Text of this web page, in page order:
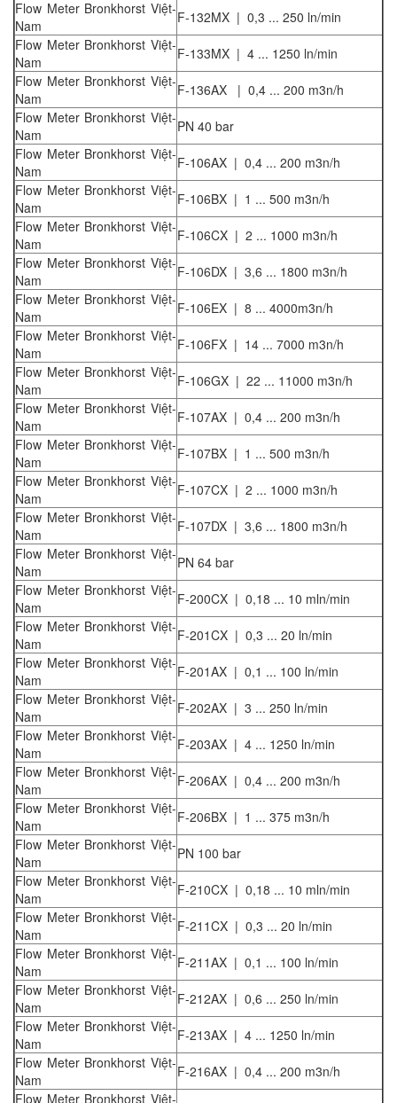
Flow Meter Bronkhorst Việt-
Nam
F-132MX | 0,3 ... 250 ln/min
Flow Meter Bronkhorst Việt-
Nam
F-133MX | 4 ... 1250 ln/min
Flow Meter Bronkhorst Việt-
Nam
F-136AX | 0,4 ... 200 m3n/h
Flow Meter Bronkhorst Việt-
Nam
PN 40 bar
Flow Meter Bronkhorst Việt-
Nam
F-106AX | 0,4 ... 200 m3n/h
Flow Meter Bronkhorst Việt-
Nam
F-106BX | 1 ... 500 m3n/h
Flow Meter Bronkhorst Việt-
Nam
F-106CX | 2 ... 1000 m3n/h
Flow Meter Bronkhorst Việt-
Nam
F-106DX | 3,6 ... 1800 m3n/h
Flow Meter Bronkhorst Việt-
Nam
F-106EX | 8 ... 4000m3n/h
Flow Meter Bronkhorst Việt-
Nam
F-106FX | 14 ... 7000 m3n/h
Flow Meter Bronkhorst Việt-
Nam
F-106GX | 22 ... 11000 m3n/h
Flow Meter Bronkhorst Việt-
Nam
F-107AX | 0,4 ... 200 m3n/h
Flow Meter Bronkhorst Việt-
Nam
F-107BX | 1 ... 500 m3n/h
Flow Meter Bronkhorst Việt-
Nam
F-107CX | 2 ... 1000 m3n/h
Flow Meter Bronkhorst Việt-
Nam
F-107DX | 3,6 ... 1800 m3n/h
Flow Meter Bronkhorst Việt-
Nam
PN 64 bar
Flow Meter Bronkhorst Việt-
Nam
F-200CX | 0,18 ... 10 mln/min
Flow Meter Bronkhorst Việt-
Nam
F-201CX | 0,3 ... 20 ln/min
Flow Meter Bronkhorst Việt-
Nam
F-201AX | 0,1 ... 100 ln/min
Flow Meter Bronkhorst Việt-
Nam
F-202AX | 3 ... 250 ln/min
Flow Meter Bronkhorst Việt-
Nam
F-203AX | 4 ... 1250 ln/min
Flow Meter Bronkhorst Việt-
Nam
F-206AX | 0,4 ... 200 m3n/h
Flow Meter Bronkhorst Việt-
Nam
F-206BX | 1 ... 375 m3n/h
Flow Meter Bronkhorst Việt-
Nam
PN 100 bar
Flow Meter Bronkhorst Việt-
Nam
F-210CX | 0,18 ... 10 mln/min
Flow Meter Bronkhorst Việt-
Nam
F-211CX | 0,3 ... 20 ln/min
Flow Meter Bronkhorst Việt-
Nam
F-211AX | 0,1 ... 100 ln/min
Flow Meter Bronkhorst Việt-
Nam
F-212AX | 0,6 ... 250 ln/min
Flow Meter Bronkhorst Việt-
Nam
F-213AX | 4 ... 1250 ln/min
Flow Meter Bronkhorst Việt-
Nam
F-216AX | 0,4 ... 200 m3n/h
Flow Meter Bronkhorst Việt-